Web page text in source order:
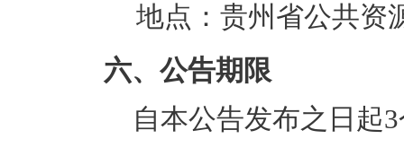
地点： 贵州省公共资
六、公告期限
自本公告发布之日起